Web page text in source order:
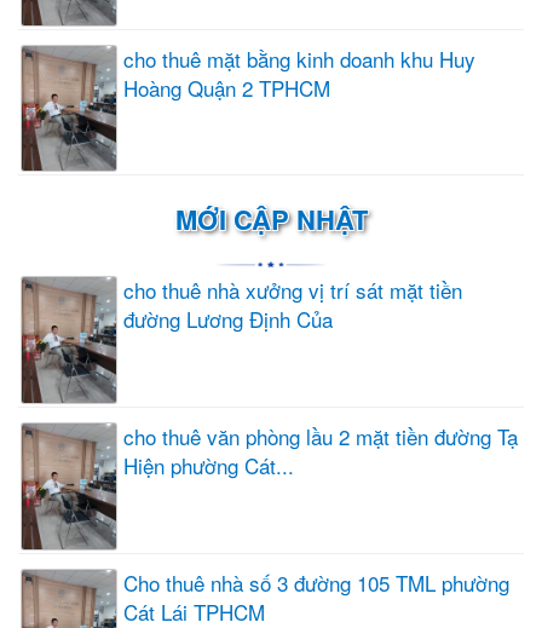
cho thuê mặt bằng kinh doanh khu Huy
Hoàng Quận 2 TPHCM
MỚI CẬP NHẬT
cho thuê nhà xưởng vị trí sát mặt tiền
đường Lương Định Của
cho thuê văn phòng lầu 2 mặt tiền đường Tạ
Hiện phường Cát...
Cho thuê nhà số 3 đường 105 TML phường
Cát Lái TPHCM